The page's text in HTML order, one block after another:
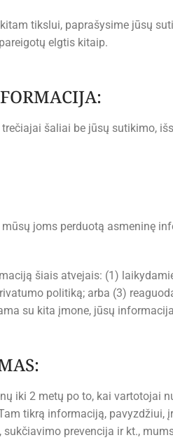
tikslui, paprašysime jūsų
elgtis kitaip.
šaliai be jūsų sutikimo,
joms perduotą asmeninę
šiais atvejais: (1)
politiką; arba (3)
su kita įmone, jūsų
iki 2 metų po to, kai vartotojai
tikrą informaciją,
prevencija ir kt.,